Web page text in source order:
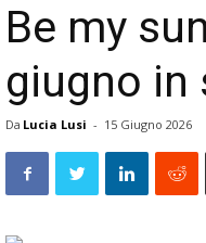
Be my
giugno in
Da Lucia Lusi - 15 Giugno 2026